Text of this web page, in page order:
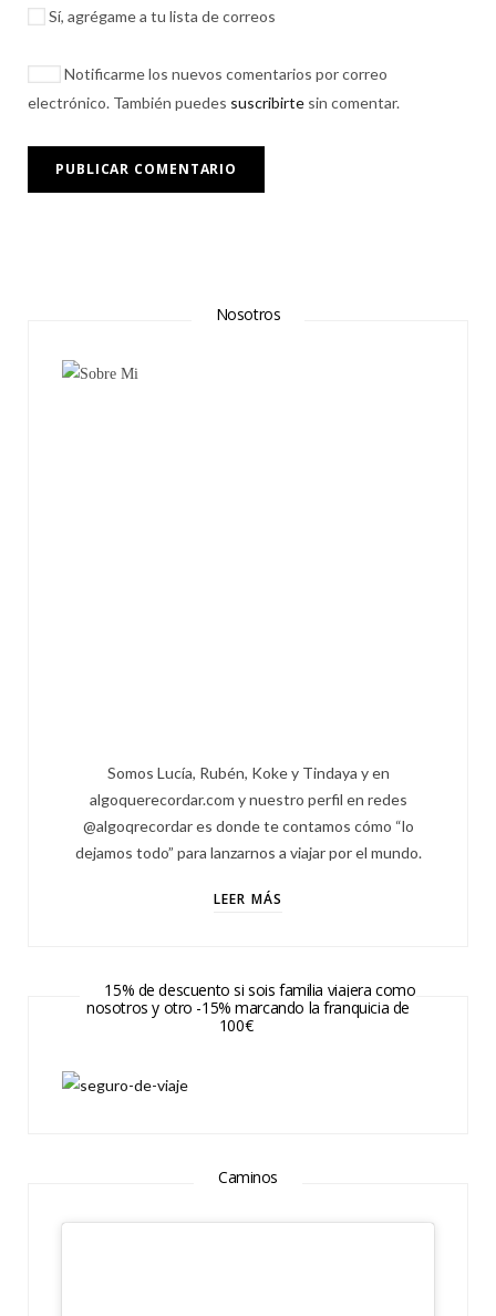
Sí, agrégame a tu lista de correos
Notificarme los nuevos comentarios por correo
electrónico. También puedes suscribirte sin comentar.
Nosotros
Somos Lucía, Rubén, Koke y Tindaya y en
algoquerecordar.com y nuestro perfil en redes
@algoqrecordar es donde te contamos cómo “lo
dejamos todo” para lanzarnos a viajar por el mundo.
LEER MÁS
15% de descuento si sois familia viajera como
nosotros y otro -15% marcando la franquicia de
100€
Caminos